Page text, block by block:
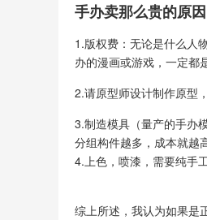
手办卖那么贵的原因
1.版权费：无论是什么人
办的漫画或游戏，一定都
2.请原型师设计制作原型
3.制造模具（量产的手办
分组构件越多，成本就越
4.上色，喷漆，需要纯手
综上所述，我认为如果是